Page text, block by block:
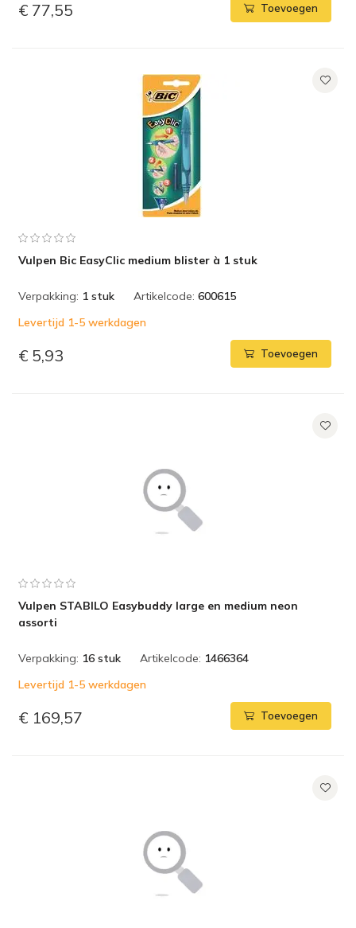
€ 77,55 Toevoegen
Vulpen Bic EasyClic medium blister à 1 stuk
Verpakking: 1 stuk Artikelcode: 600615
Levertijd 1-5 werkdagen
€ 5,93 Toevoegen
Vulpen STABILO Easybuddy large en medium neon
assorti
Verpakking: 16 stuk Artikelcode: 1466364
Levertijd 1-5 werkdagen
€ 169,57 Toevoegen